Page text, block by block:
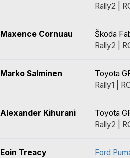
Rally2 |
Maxence Cornuau
Škoda
Rally2 |
Marko Salminen
Toyota
Rally1 |
Alexander Kihurani
Toyota
Rally2 |
Eoin Treacy
Ford